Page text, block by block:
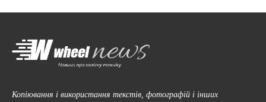
Копіювання і використання текстів, фотографій і інших